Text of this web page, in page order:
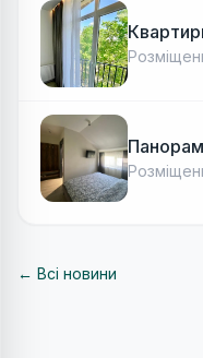
← Всі новини